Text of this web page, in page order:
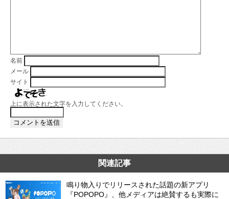
名前
メール
サイト
上に表示された文字を入力してください。
関連記事
鳴り物入りでリリースされた話題の新アプリ
『POPOPO』、他メディアは絶賛するも実際に